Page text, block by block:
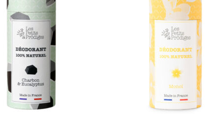
Au contact de
chaleur en
Les
Poudre
elle a des